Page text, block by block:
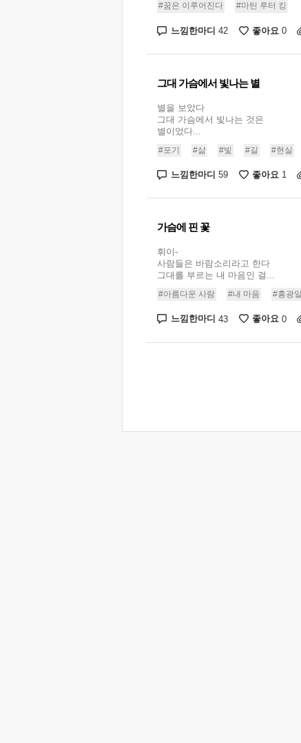
#꿈은 이루어진다
#마틴 루터 킹
느낌한마디 42 좋아요 0
그대 가슴에서 빛나는 별
별을 보았다
그대 가슴에서 빛나는 것은
별이었다...
#포기 #삶 #빛 #길 #현실
느낌한마디 59 좋아요 1
가슴에 핀 꽃
휘이-
사람들은 바람소리라고 한다
그대를 부르는 내 마음인 걸...
#아름다운 사람 #내 마음 #홍광일
느낌한마디 43 좋아요 0